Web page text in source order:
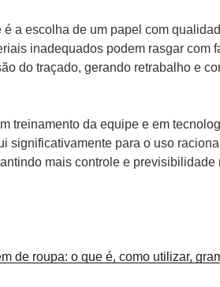
é a escolha de um papel com
inadequados podem rasgar com
do traçado, gerando retrabalho e
treinamento da equipe e em
significativamente para o uso
mais controle e previsibilidade
de roupa: o que é, como utilizar,